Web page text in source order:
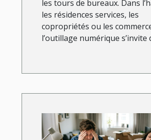
les tours de bureaux. Dans
les résidences services, les
copropriétés ou les
l’outillage numérique s’invite